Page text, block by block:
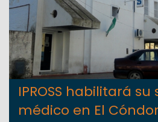
IPROSS habilitará su
médico en El Cóndor